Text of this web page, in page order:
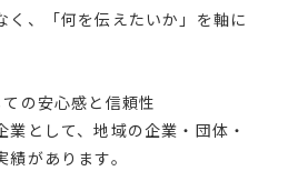
く、「何を伝えたいか」を軸に
の安心感と信頼性
として、地域の企業・団体・
があります。